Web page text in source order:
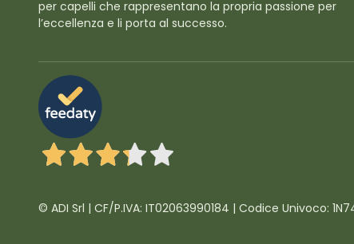
per capelli che rappresentano la propria passione per
l’eccellenza e li porta al successo.
© ADI Srl | CF/P.IVA: IT02063990184 | Codice Univoco: